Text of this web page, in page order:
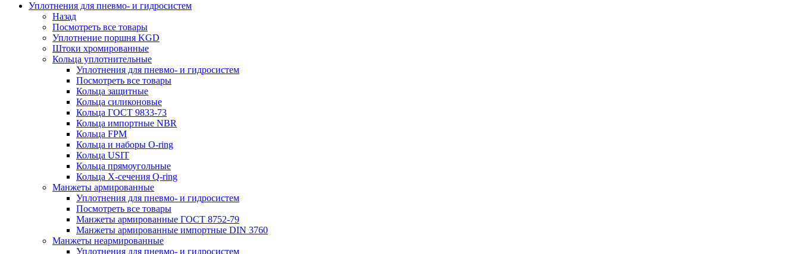
Уплотнения для пневмо- и гидросистем
Назад
Посмотреть все товары
Уплотнение поршня KGD
Штоки хромированные
Кольца уплотнительные
Уплотнения для пневмо- и гидросистем
Посмотреть все товары
Кольца защитные
Кольца силиконовые
Кольца ГОСТ 9833-73
Кольца импортные NBR
Кольца FPM
Кольца и наборы O-ring
Кольца USIT
Кольца прямоугольные
Кольца X-сечения Q-ring
Манжеты армированные
Уплотнения для пневмо- и гидросистем
Посмотреть все товары
Манжеты армированные ГОСТ 8752-79
Манжеты армированные импортные DIN 3760
Манжеты неармированные
Уплотнения для пневмо- и гидросистем